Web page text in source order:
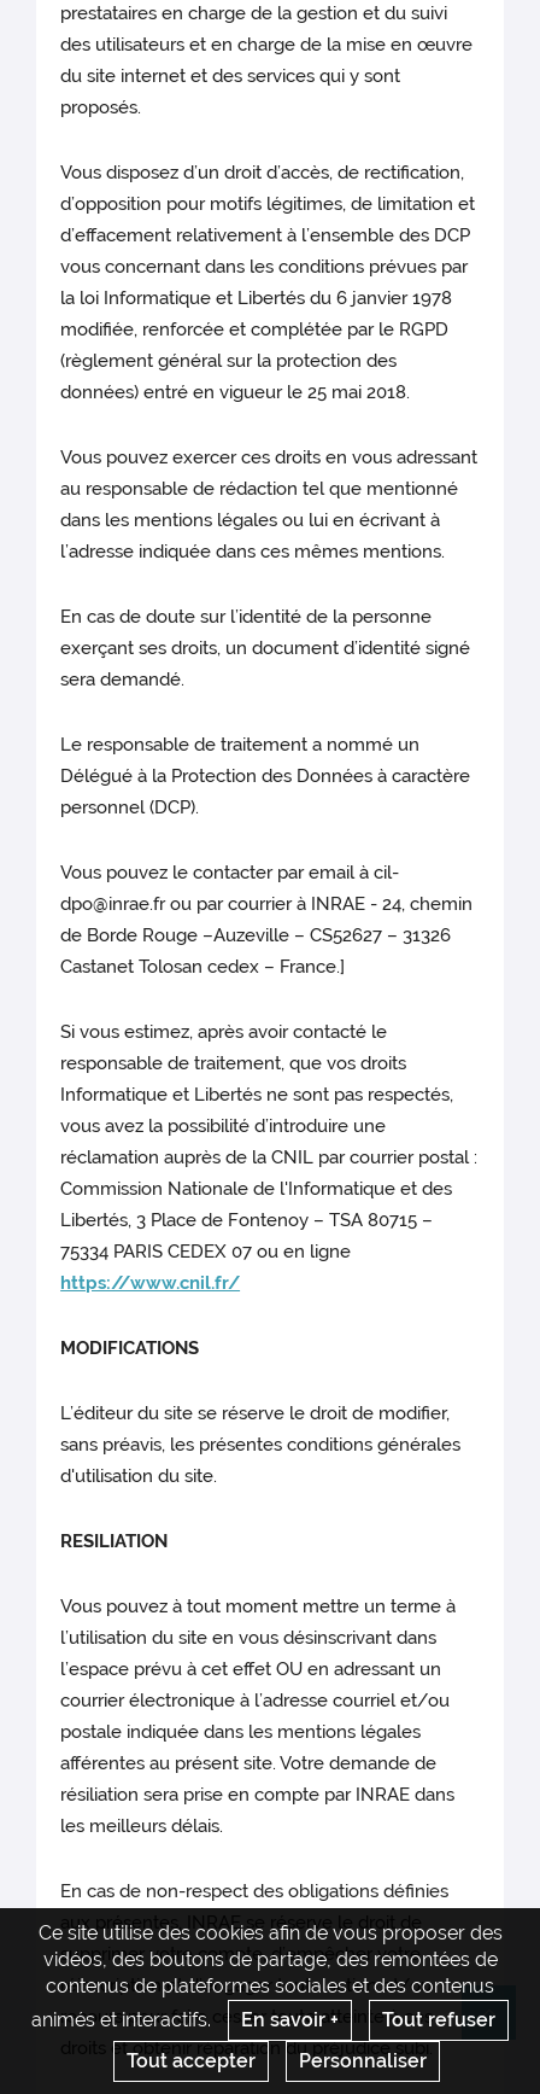
prestatairesen charge de la gestion et du suivi
des utilisateurs et en charge de la mise en œuvre
du site internet et des services qui y sont
proposés.
Vous disposez d’un droit d’accès, de rectification,
d’opposition pour motifs légitimes, de limitation et
d’effacement relativement à l’ensemble des DCP
vous concernant dans les conditions prévues par
la loi Informatique et Libertés du 6 janvier 1978
modifiée, renforcée et complétée par le RGPD
(règlement général sur la protection des
données) entré en vigueur le 25 mai 2018.
Vous pouvez exercer ces droits en vous adressant
au responsable de rédaction tel que mentionné
dans les mentions légales ou lui en écrivant à
l’adresse indiquée dans ces mêmes mentions.
En cas de doute sur l’identité de la personne
exerçant ses droits, un document d’identité signé
sera demandé.
Le responsable de traitement a nommé un
Délégué à la Protection des Données à caractère
personnel (DCP).
Vous pouvez le contacter par email à cil-
dpo@inrae.fr ou par courrier à INRAE - 24, chemin
de Borde Rouge –Auzeville – CS52627 – 31326
Castanet Tolosan cedex – France.]
Si vous estimez, après avoir contacté le
responsable de traitement, que vos droits
Informatique et Libertés ne sont pas respectés,
vous avez la possibilité d’introduire une
réclamation auprès de la CNIL par courrier postal :
Commission Nationale de l'Informatique et des
Libertés, 3 Place de Fontenoy – TSA 80715 –
75334 PARIS CEDEX 07 ou en ligne
https://www.cnil.fr/
MODIFICATIONS
L’éditeur du sitese réserve le droit de modifier,
sans préavis, les présentes conditions générales
d'utilisation du site.
RESILIATION
Vous pouvez à tout moment mettre un terme à
l’utilisation du site en vous désinscrivant dans
l’espace prévu à cet effet OU en adressant un
courrier électronique à l’adresse courriel et/ou
postale indiquée dans les mentions légales
afférentes au présent site. Votre demande de
résiliation sera prise en compte par INRAE dans
les meilleurs délais.
En cas de non-respect des obligations définies
aux présentes, INRAE se réserve le droit de
supprimer votre compte, d’empêcher votre
réinscription et d’engager toute action et/ou
recours pour faire cesser toute atteinte à ces
droits et obtenir réparation du préjudice subi.
Ce site utilise des cookies afin de vous proposer des
vidéos, des boutons de partage, des remontées de
contenus de plateformes sociales et des contenus
animés et interactifs.
En savoir +
Tout refuser
Tout accepter
Personnaliser